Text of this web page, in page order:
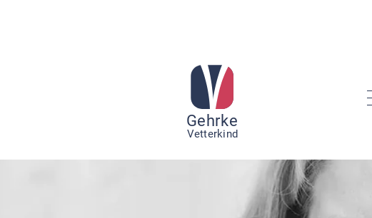
Gehrke
Vetterkind